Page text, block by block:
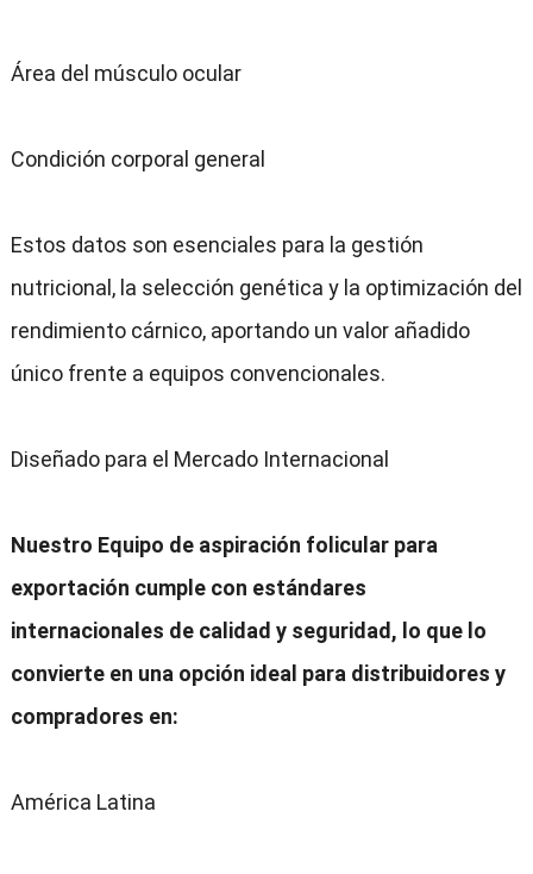
Área del músculo ocular
Condición corporal general
Estos datos son esenciales para la gestión
nutricional, la selección genética y la optimización del
rendimiento cárnico, aportando un valor añadido
único frente a equipos convencionales.
Diseñado para el Mercado Internacional
Nuestro Equipo de aspiración folicular para
exportación cumple con estándares
internacionales de calidad y seguridad, lo que lo
convierte en una opción ideal para distribuidores y
compradores en:
América Latina